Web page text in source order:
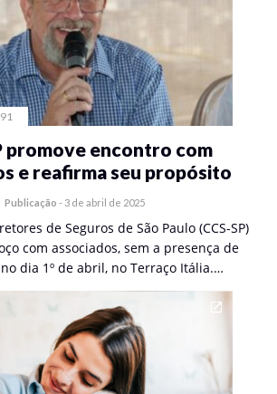
promove encontro com
e reafirma seu propósito
Publicação - 3 de abril de 2025
de Seguros de São Paulo (CCS-SP)
com associados, sem a presença de
dia 1º de abril, no Terraço Itália.…